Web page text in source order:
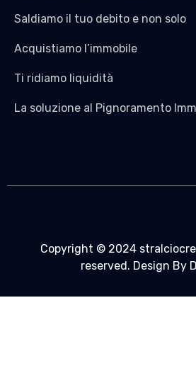
Saldiamo il tuo debito e non solo
Acquistiamo l’immobile
Ti ridiamo liquidità
La soluzione al Pignoramento
Copyright © 2024
reserved. Design By